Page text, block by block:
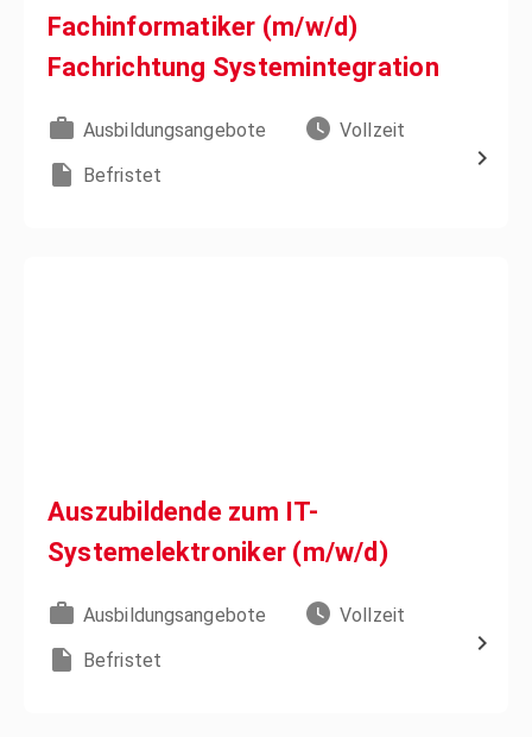
Fachinformatiker (m/w/d)
Fachrichtung Systemintegration
Ausbildungsangebote Vollzeit
Befristet
Auszubildende zum IT-
Systemelektroniker (m/w/d)
Ausbildungsangebote Vollzeit
Befristet